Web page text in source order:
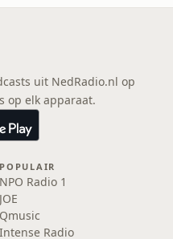
uit NedRadio.nl op
op elk apparaat.
POPULAIR
NPO Radio 1
JOE
Qmusic
Intense Radio